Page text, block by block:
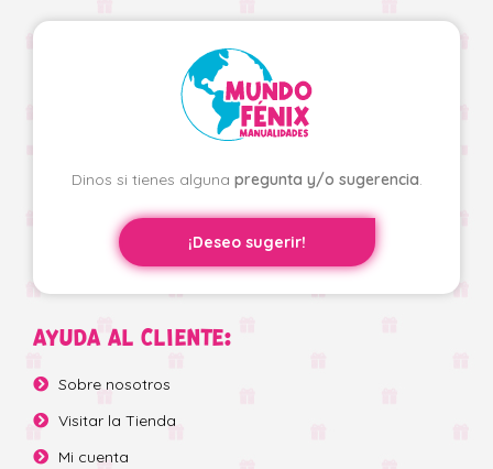
Dinos si tienes alguna pregunta y/o sugerencia.
¡Deseo sugerir!
AYUDA AL CLIENTE:
Sobre nosotros
Visitar la Tienda
Mi cuenta